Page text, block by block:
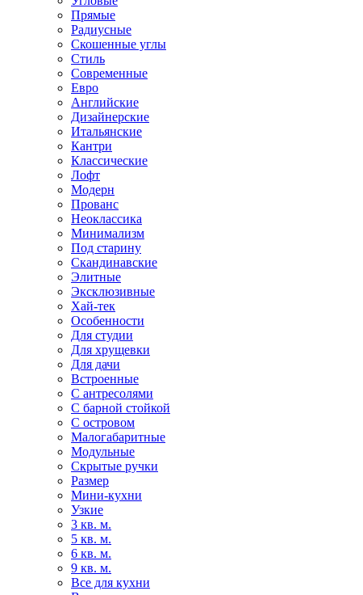
Прямые
Радиусные
Скошенные углы
Стиль
Современные
Евро
Английские
Дизайнерские
Итальянские
Кантри
Классические
Лофт
Модерн
Прованс
Неоклассика
Минимализм
Под старину
Скандинавские
Элитные
Эксклюзивные
Хай-тек
Особенности
Для студии
Для хрущевки
Для дачи
Встроенные
С антресолями
С барной стойкой
С островом
Малогабаритные
Модульные
Скрытые ручки
Размер
Мини-кухни
Узкие
3 кв. м.
5 кв. м.
6 кв. м.
9 кв. м.
Все для кухни